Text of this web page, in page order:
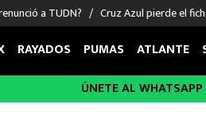
a TUDN? Cruz Azul pierde el
EN EL EXTRANJERO
RAYADOS PUMAS ATLANTE
ÚNETE AL